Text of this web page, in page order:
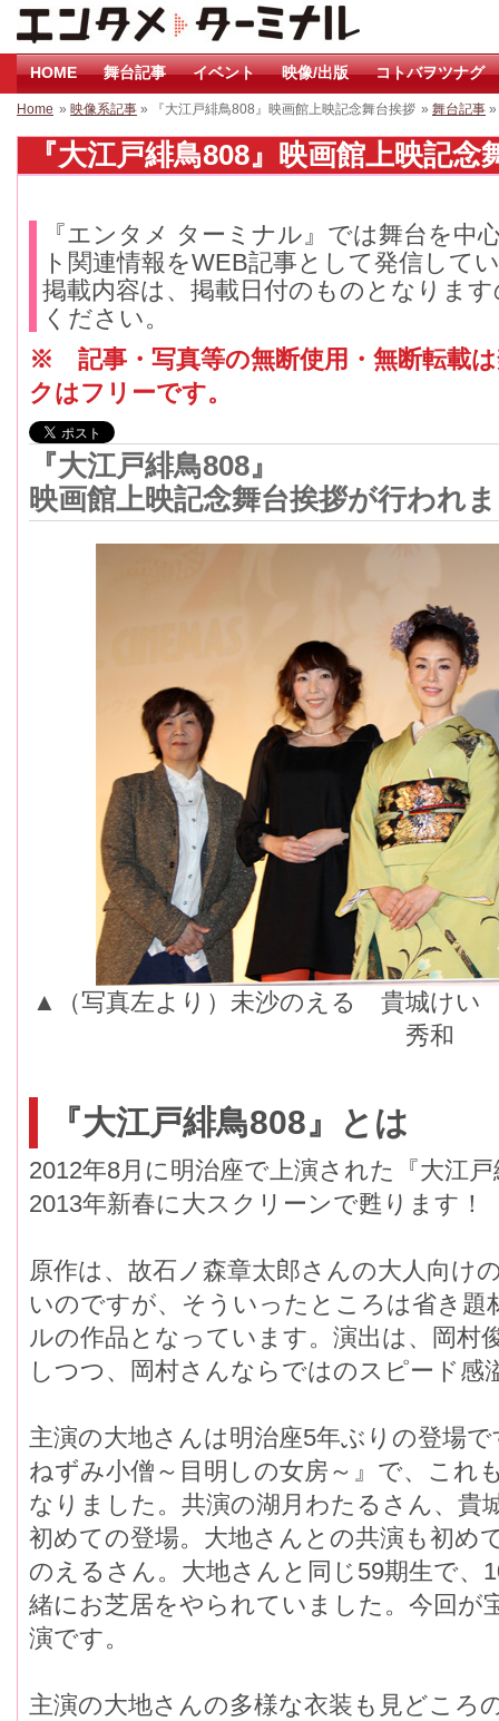
HOME 舞台記事 イベント 映像/出版 コトバヲツナグ
Home » 映像系記事 » 『大江戸緋鳥808』映画館上映記念舞台挨拶 » 舞台記事 »
『大江戸緋鳥808』映画館上映記念
『エンタメ ターミナル』では舞台を中
ト関連情報をWEB記事として発信して
掲載内容は、掲載日付のものとなりま
ください。
※ 記事・写真等の無断使用・無断転載
クはフリーです。
『大江戸緋鳥808』
映画館上映記念舞台挨拶が行われ
▲（写真左より）未沙のえる 貴城け
秀和
『大江戸緋鳥808』とは
2012年8月に明治座で上演された『大江
2013年新春に大スクリーンで甦ります！
原作は、故石ノ森章太郎さんの大人向け
いのですが、そういったところは省き
ルの作品となっています。演出は、岡村
しつつ、岡村さんならではのスピード感
主演の大地さんは明治座5年ぶりの登場
ねずみ小僧～目明しの女房～』で、これ
なりました。共演の湖月わたるさん、貴
初めての登場。大地さんとの共演も初め
のえるさん。大地さんと同じ59期生で、
緒にお芝居をやられていました。今回が
演です。
主演の大地さんの多様な衣装も見どころ